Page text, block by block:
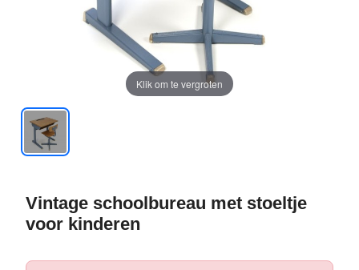
Klik om te vergroten
Vintage schoolbureau met stoeltje
voor kinderen